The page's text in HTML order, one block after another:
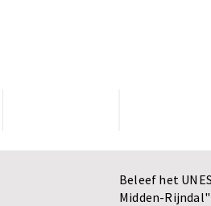
Beleef het
Midden-